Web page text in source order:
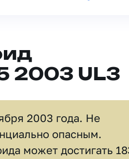
2003 UL3
2003 года. Не
опасным.
может достигать